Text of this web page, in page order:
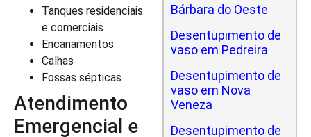
Tanques residenciais
e comerciais
Encanamentos
Calhas
Fossas sépticas
Atendimento
Emergencial e
Bárbara do Oeste
Desentupimento de
vaso em Pedreira
Desentupimento de
vaso em Nova
Veneza
Desentupimento de